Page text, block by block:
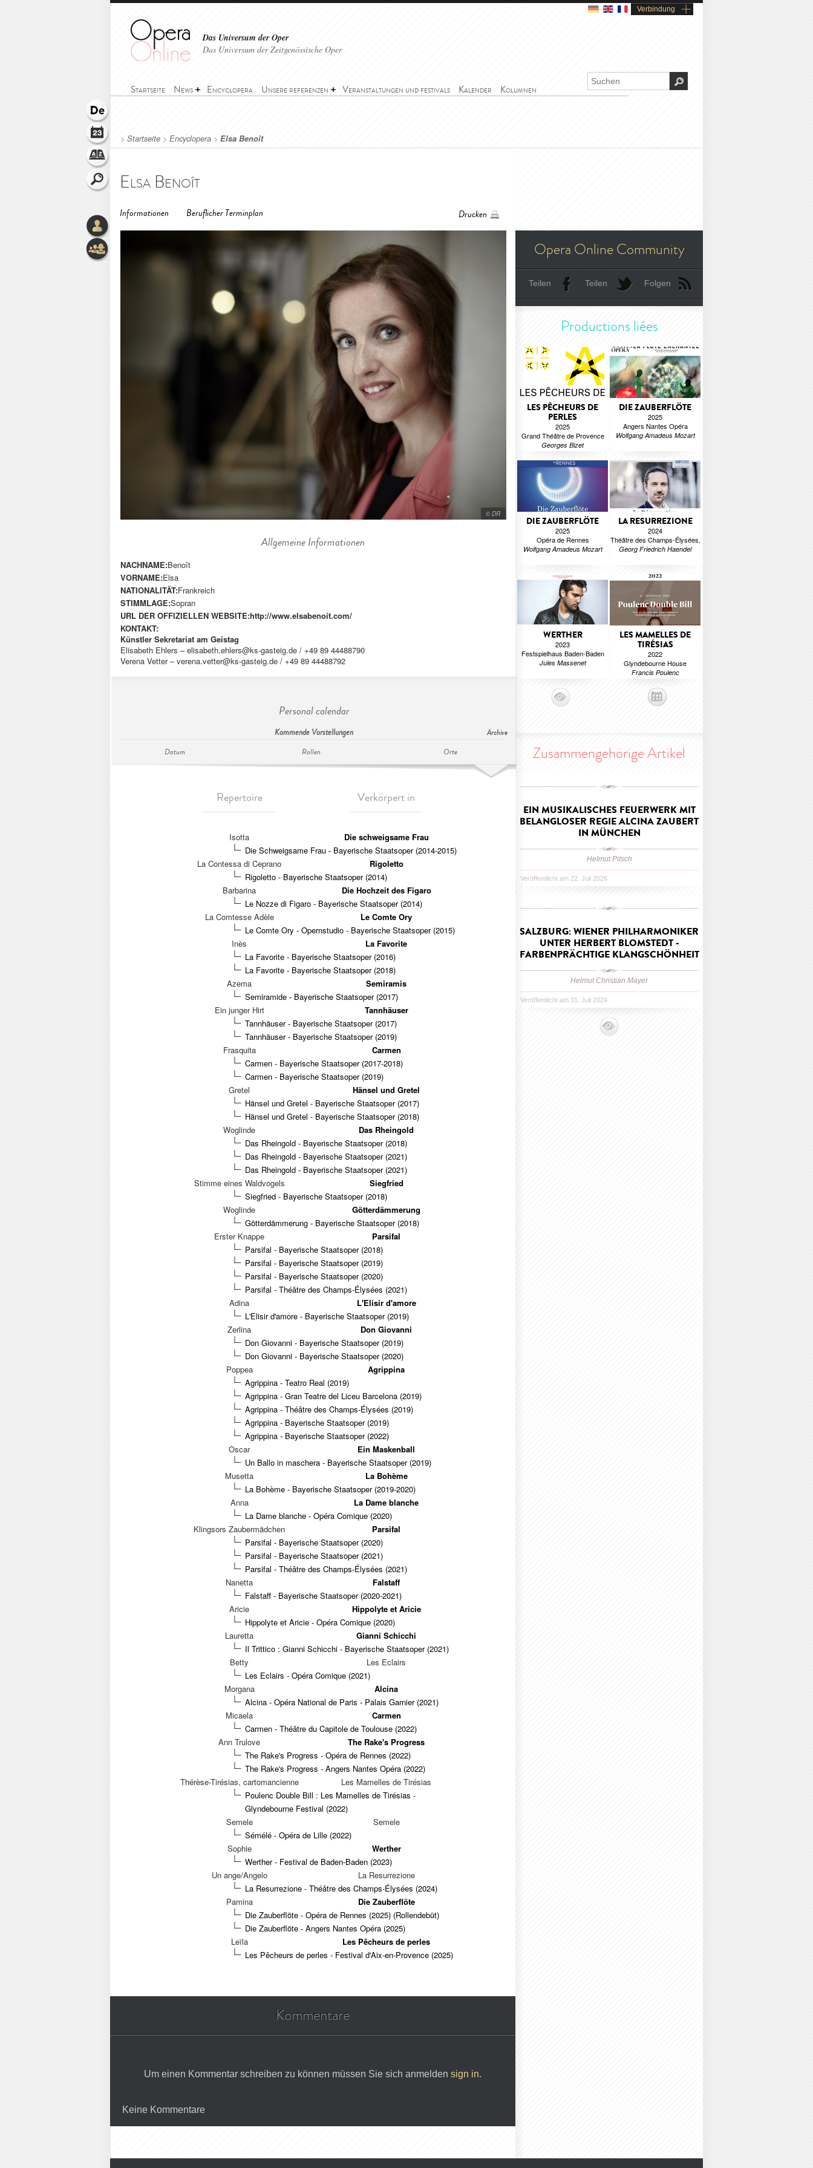
Verbindung
Das Universum der Oper
Das Universum der Zeitgenössische Oper
Startseite News Encyclopera Unsere referenzen Veranstaltungen und festivals Kalender Kolumnen
> Startseite > Encyclopera > Elsa Benoît
Elsa Benoît
Informationen Beruflicher Terminplan Drucken
© DR
Allgemeine Informationen
NACHNAME:Benoît
VORNAME:Elsa
NATIONALITÄT:Frankreich
STIMMLAGE:Sopran
URL DER OFFIZIELLEN WEBSITE:http://www.elsabenoit.com/
KONTAKT:
Künstler Sekretariat am Geistag
Elisabeth Ehlers –elisabeth.ehlers@ks-gasteig.de / +49 89 44488790
Verena Vetter –verena.vetter@ks-gasteig.de / +49 89 44488792
Personal calendar
Kommende Vorstellungen Archive
Datum Rollen Orte
Repertoire Verkörpert in
Isotta
Die schweigsame Frau
Die Schweigsame Frau - Bayerische Staatsoper (2014-2015)
La Contessa di Ceprano
Rigoletto
Rigoletto - Bayerische Staatsoper (2014)
Barbarina
Die Hochzeit des Figaro
Le Nozze di Figaro - Bayerische Staatsoper (2014)
La Comtesse Adèle
Le Comte Ory
Le Comte Ory - Opernstudio - Bayerische Staatsoper (2015)
Inès
La Favorite
La Favorite - Bayerische Staatsoper (2016)
La Favorite - Bayerische Staatsoper (2018)
Azema
Semiramis
Semiramide - Bayerische Staatsoper (2017)
Ein junger Hirt
Tannhäuser
Tannhäuser - Bayerische Staatsoper (2017)
Tannhäuser - Bayerische Staatsoper (2019)
Frasquita
Carmen
Carmen - Bayerische Staatsoper (2017-2018)
Carmen - Bayerische Staatsoper (2019)
Gretel
Hänsel und Gretel
Hänsel und Gretel - Bayerische Staatsoper (2017)
Hänsel und Gretel - Bayerische Staatsoper (2018)
Woglinde
Das Rheingold
Das Rheingold - Bayerische Staatsoper (2018)
Das Rheingold - Bayerische Staatsoper (2021)
Das Rheingold - Bayerische Staatsoper (2021)
Stimme eines Waldvogels
Siegfried
Siegfried - Bayerische Staatsoper (2018)
Woglinde
Götterdämmerung
Götterdämmerung - Bayerische Staatsoper (2018)
Erster Knappe
Parsifal
Parsifal - Bayerische Staatsoper (2018)
Parsifal - Bayerische Staatsoper (2019)
Parsifal - Bayerische Staatsoper (2020)
Parsifal - Théâtre des Champs-Élysées (2021)
Adina
L'Elisir d'amore
L'Elisir d'amore - Bayerische Staatsoper (2019)
Zerlina
Don Giovanni
Don Giovanni - Bayerische Staatsoper (2019)
Don Giovanni - Bayerische Staatsoper (2020)
Poppea
Agrippina
Agrippina - Teatro Real (2019)
Agrippina - Gran Teatre del Liceu Barcelona (2019)
Agrippina - Théâtre des Champs-Élysées (2019)
Agrippina - Bayerische Staatsoper (2019)
Agrippina - Bayerische Staatsoper (2022)
Oscar
Ein Maskenball
Un Ballo in maschera - Bayerische Staatsoper (2019)
Musetta
La Bohème
La Bohème - Bayerische Staatsoper (2019-2020)
Anna
La Dame blanche
La Dame blanche - Opéra Comique (2020)
Klingsors Zaubermädchen
Parsifal
Parsifal - Bayerische Staatsoper (2020)
Parsifal - Bayerische Staatsoper (2021)
Parsifal - Théâtre des Champs-Élysées (2021)
Nanetta
Falstaff
Falstaff - Bayerische Staatsoper (2020-2021)
Aricie
Hippolyte et Aricie
Hippolyte et Aricie - Opéra Comique (2020)
Lauretta
Gianni Schicchi
Il Trittico : Gianni Schicchi - Bayerische Staatsoper (2021)
Betty
Les Eclairs
Les Eclairs - Opéra Comique (2021)
Morgana
Alcina
Alcina - Opéra National de Paris - Palais Garnier (2021)
Micaela
Carmen
Carmen - Théâtre du Capitole de Toulouse (2022)
Ann Trulove
The Rake's Progress
The Rake's Progress - Opéra de Rennes (2022)
The Rake's Progress - Angers Nantes Opéra (2022)
Thérèse-Tirésias, cartomancienne
Les Mamelles de Tirésias
Poulenc Double Bill : Les Mamelles de Tirésias -
Glyndebourne Festival (2022)
Semele
Semele
Sémélé - Opéra de Lille (2022)
Sophie
Werther
Werther - Festival de Baden-Baden (2023)
Un ange/Angelo
La Resurrezione
La Resurrezione - Théâtre des Champs-Élysées (2024)
Pamina
Die Zauberflöte
Die Zauberflöte - Opéra de Rennes (2025) (Rollendebüt)
Die Zauberflöte - Angers Nantes Opéra (2025)
Leïla
Les Pêcheurs de perles
Les Pêcheurs de perles - Festival d'Aix-en-Provence (2025)
Kommentare
Um einen Kommentar schreiben zu können müssen Sie sich anmelden sign in.
Keine Kommentare
Opera Online Community
Teilen Teilen Folgen
Productions liées
LES PÊCHEURS DE
PERLES
2025
Grand Théâtre de Provence
Georges Bizet
DIE ZAUBERFLÖTE
2025
Angers Nantes Opéra
Wolfgang Amadeus Mozart
DIE ZAUBERFLÖTE
2025
Opéra de Rennes
Wolfgang Amadeus Mozart
LA RESURREZIONE
2024
Théâtre des Champs-Élysées.
Georg Friedrich Haendel
WERTHER
2023
Festspielhaus Baden-Baden
Jules Massenet
LES MAMELLES DE
TIRÉSIAS
2022
Glyndebourne House
Francis Poulenc
Zusammengehörige Artikel
EIN MUSIKALISCHES FEUERWERK MIT
BELANGLOSER REGIE ALCINA ZAUBERT
IN MÜNCHEN
Helmut Pitsch
Veröffentlicht am 22. Juli 2026
SALZBURG: WIENER PHILHARMONIKER
UNTER HERBERT BLOMSTEDT -
FARBENPRÄCHTIGE KLANGSCHÖNHEIT
Helmut Christian Mayer
Veröffentlicht am 31. Juli 2024